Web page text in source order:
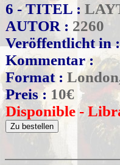
6 - TITEL :
AUTOR : 2260
Veröffentlicht in
Kommentar :
Format :
Preis : 10€
Disponible -